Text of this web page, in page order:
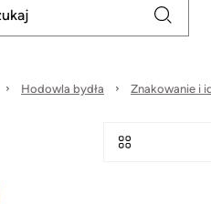
Hodowla bydła Znakowanie i